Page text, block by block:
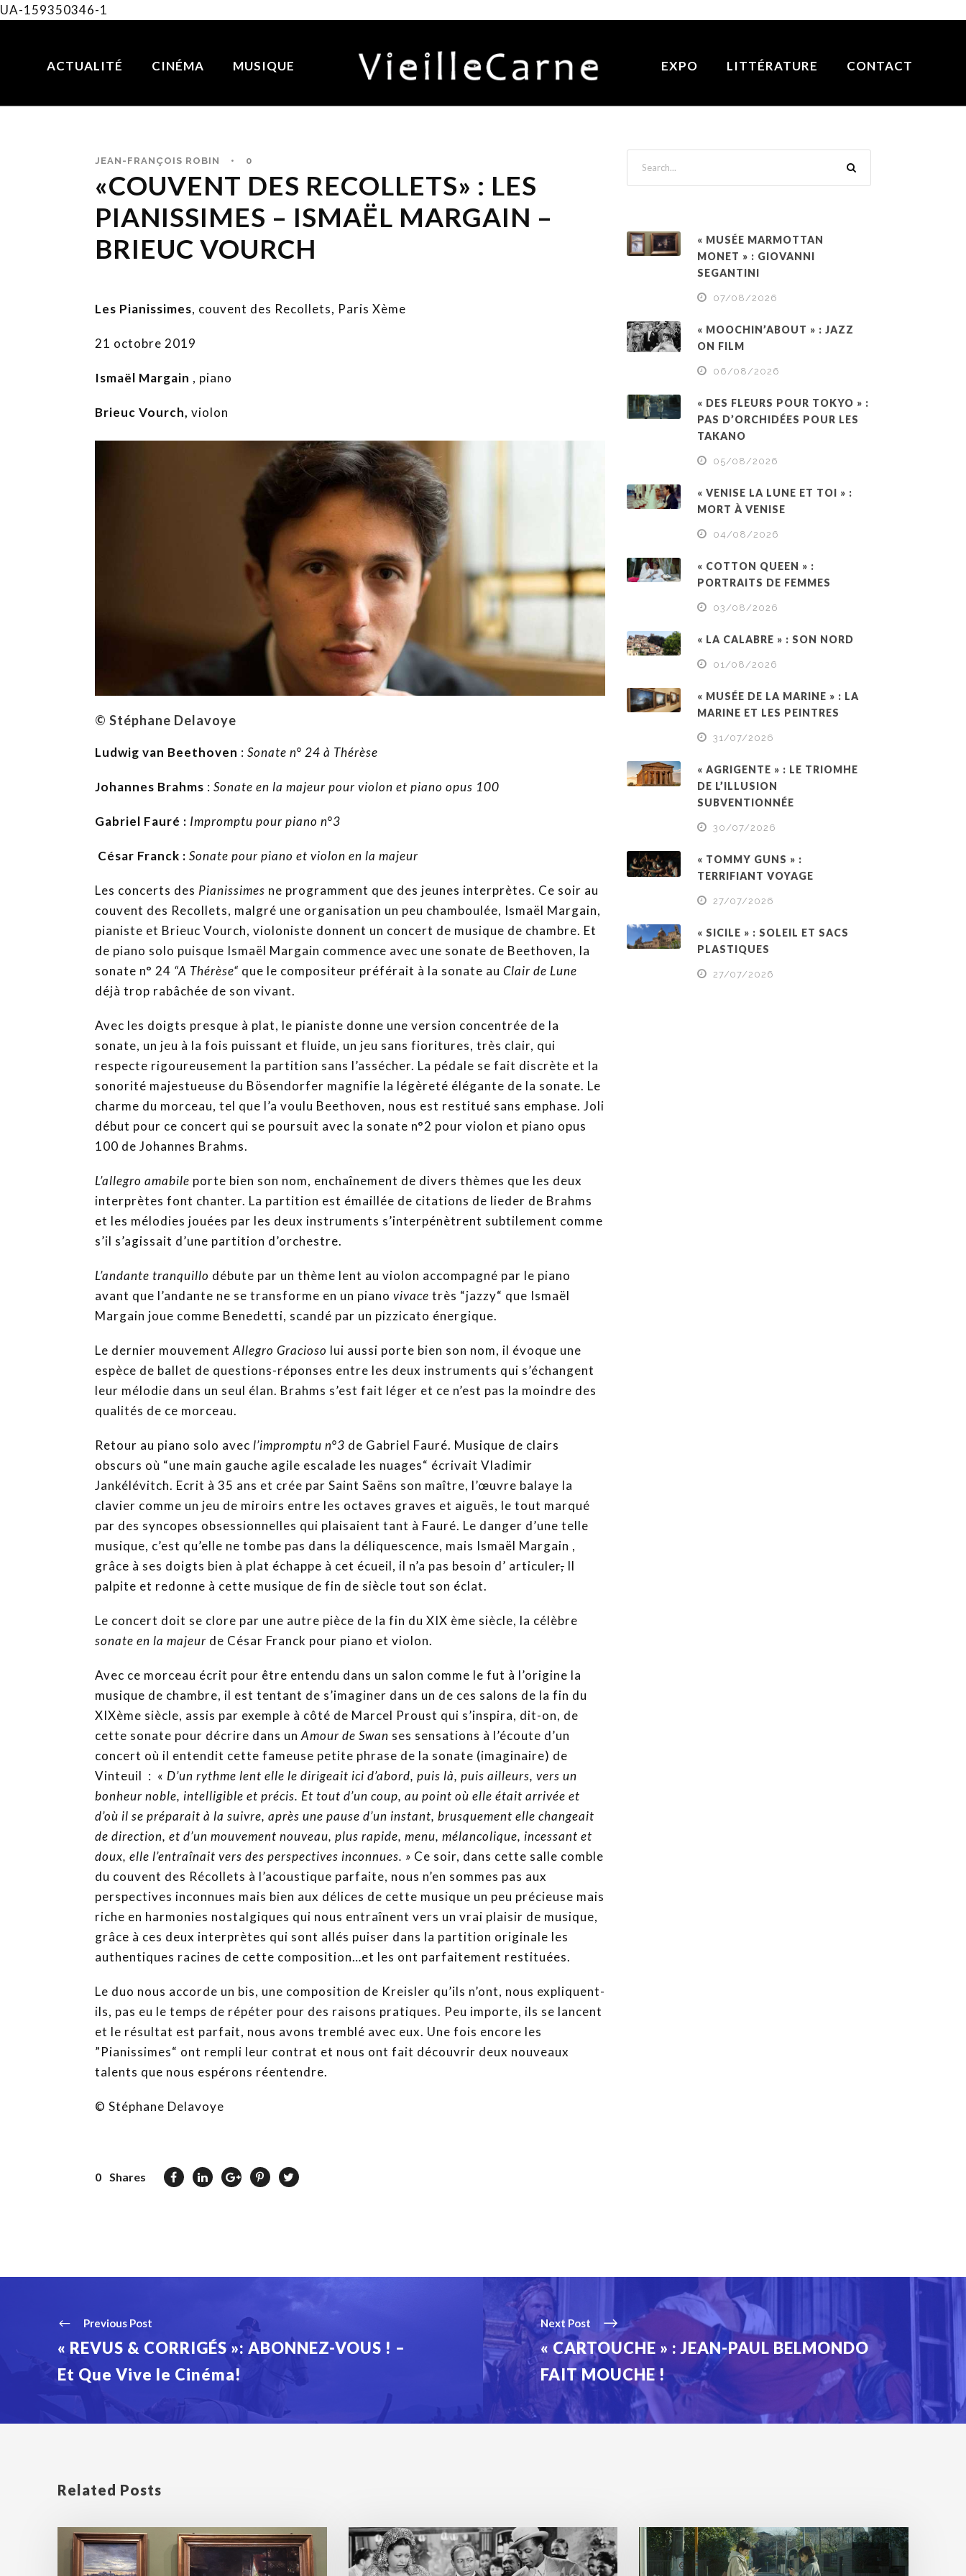
UA-159350346-1
ACTUALITÉ CINÉMA MUSIQUE EXPO LITTÉRATURE CONTACT
JEAN-FRANÇOIS ROBIN • 0
«COUVENT DES RECOLLETS» : LES
PIANISSIMES – ISMAËL MARGAIN –
BRIEUC VOURCH
Les Pianissimes, couvent des Recollets, Paris Xème
21 octobre 2019
Ismaël Margain , piano
Brieuc Vourch, violon
© Stéphane Delavoye
Ludwig van Beethoven : Sonate n° 24 à Thérèse
Johannes Brahms : Sonate en la majeur pour violon et piano opus 100
Gabriel Fauré : Impromptu pour piano n°3
César Franck : Sonate pour piano et violon en la majeur
Les concerts des Pianissimes ne programment que des jeunes interprètes. Ce soir au
couvent des Recollets, malgré une organisation un peu chamboulée, Ismaël Margain,
pianiste et Brieuc Vourch, violoniste donnent un concert de musique de chambre. Et
de piano solo puisque Ismaël Margain commence avec une sonate de Beethoven, la
sonate n° 24 “A Thérèse“ que le compositeur préférait à la sonate au Clair de Lune
déjà trop rabâchée de son vivant.
Avec les doigts presque à plat, le pianiste donne une version concentrée de la
sonate, un jeu à la fois puissant et fluide, un jeu sans fioritures, très clair, qui
respecte rigoureusement la partition sans l’assécher. La pédale se fait discrète et la
sonorité majestueuse du Bösendorfer magnifie la légèreté élégante de la sonate. Le
charme du morceau, tel que l’a voulu Beethoven, nous est restitué sans emphase. Joli
début pour ce concert qui se poursuit avec la sonate n°2 pour violon et piano opus
100 de Johannes Brahms.
L’allegro amabile porte bien son nom, enchaînement de divers thèmes que les deux
interprètes font chanter. La partition est émaillée de citations de lieder de Brahms
et les mélodies jouées par les deux instruments s’interpénètrent subtilement comme
s’il s’agissait d’une partition d’orchestre.
L’andante tranquillo débute par un thème lent au violon accompagné par le piano
avant que l’andante ne se transforme en un piano vivace très “jazzy“ que Ismaël
Margain joue comme Benedetti, scandé par un pizzicato énergique.
Le dernier mouvement Allegro Gracioso lui aussi porte bien son nom, il évoque une
espèce de ballet de questions-réponses entre les deux instruments qui s’échangent
leur mélodie dans un seul élan. Brahms s’est fait léger et ce n’est pas la moindre des
qualités de ce morceau.
Retour au piano solo avec l’impromptu n°3 de Gabriel Fauré. Musique de clairs
obscurs où “une main gauche agile escalade les nuages“ écrivait Vladimir
Jankélévitch. Ecrit à 35 ans et crée par Saint Saëns son maître, l’œuvre balaye la
clavier comme un jeu de miroirs entre les octaves graves et aiguës, le tout marqué
par des syncopes obsessionnelles qui plaisaient tant à Fauré. Le danger d’une telle
musique, c’est qu’elle ne tombe pas dans la déliquescence, mais Ismaël Margain ,
grâce à ses doigts bien à plat échappe à cet écueil, il n’a pas besoin d’ articuler, Il
palpite et redonne à cette musique de fin de siècle tout son éclat.
Le concert doit se clore par une autre pièce de la fin du XIX ème siècle, la célèbre
sonate en la majeur de César Franck pour piano et violon.
Avec ce morceau écrit pour être entendu dans un salon comme le fut à l’origine la
musique de chambre, il est tentant de s’imaginer dans un de ces salons de la fin du
XIXème siècle, assis par exemple à côté de Marcel Proust qui s’inspira, dit-on, de
cette sonate pour décrire dans un Amour de Swan ses sensations à l’écoute d’un
concert où il entendit cette fameuse petite phrase de la sonate (imaginaire) de
Vinteuil : « D’un rythme lent elle le dirigeait ici d’abord, puis là, puis ailleurs, vers un
bonheur noble, intelligible et précis. Et tout d’un coup, au point où elle était arrivée et
d’où il se préparait à la suivre, après une pause d’un instant, brusquement elle changeait
de direction, et d’un mouvement nouveau, plus rapide, menu, mélancolique, incessant et
doux, elle l’entraînait vers des perspectives inconnues. » Ce soir, dans cette salle comble
du couvent des Récollets à l’acoustique parfaite, nous n’en sommes pas aux
perspectives inconnues mais bien aux délices de cette musique un peu précieuse mais
riche en harmonies nostalgiques qui nous entraînent vers un vrai plaisir de musique,
grâce à ces deux interprètes qui sont allés puiser dans la partition originale les
authentiques racines de cette composition…et les ont parfaitement restituées.
Le duo nous accorde un bis, une composition de Kreisler qu’ils n’ont, nous expliquent-
ils, pas eu le temps de répéter pour des raisons pratiques. Peu importe, ils se lancent
et le résultat est parfait, nous avons tremblé avec eux. Une fois encore les
”Pianissimes“ ont rempli leur contrat et nous ont fait découvrir deux nouveaux
talents que nous espérons réentendre.
© Stéphane Delavoye
0 Shares
« MUSÉE MARMOTTAN
MONET » : GIOVANNI
SEGANTINI
07/08/2026
« MOOCHIN’ABOUT » : JAZZ
ON FILM
06/08/2026
« DES FLEURS POUR TOKYO » :
PAS D’ORCHIDÉES POUR LES
TAKANO
05/08/2026
« VENISE LA LUNE ET TOI » :
MORT À VENISE
04/08/2026
« COTTON QUEEN » :
PORTRAITS DE FEMMES
03/08/2026
« LA CALABRE » : SON NORD
01/08/2026
« MUSÉE DE LA MARINE » : LA
MARINE ET LES PEINTRES
31/07/2026
« AGRIGENTE » : LE TRIOMHE
DE L’ILLUSION
SUBVENTIONNÉE
30/07/2026
« TOMMY GUNS » :
TERRIFIANT VOYAGE
27/07/2026
« SICILE » : SOLEIL ET SACS
PLASTIQUES
27/07/2026
Previous Post
« REVUS & CORRIGÉS »: ABONNEZ-VOUS ! –
Et Que Vive le Cinéma!
Next Post
« CARTOUCHE » : JEAN-PAUL BELMONDO
FAIT MOUCHE !
Related Posts